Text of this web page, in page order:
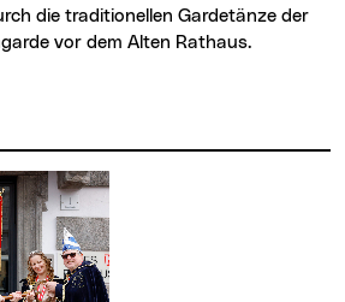
die traditionellen Gardetänze der
vor dem Alten Rathaus.